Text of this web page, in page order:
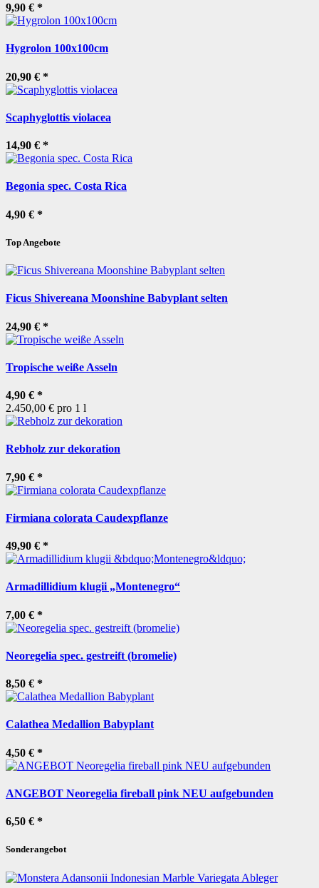
9,90 € *
Hygrolon 100x100cm
20,90 € *
Scaphyglottis violacea
14,90 € *
Begonia spec. Costa Rica
4,90 € *
Top Angebote
Ficus Shivereana Moonshine Babyplant selten
24,90 € *
Tropische weiße Asseln
4,90 € *
2.450,00 € pro 1 l
Rebholz zur dekoration
7,90 € *
Firmiana colorata Caudexpflanze
49,90 € *
Armadillidium klugii „Montenegro“
7,00 € *
Neoregelia spec. gestreift (bromelie)
8,50 € *
Calathea Medallion Babyplant
4,50 € *
ANGEBOT Neoregelia fireball pink NEU aufgebunden
6,50 € *
Sonderangebot